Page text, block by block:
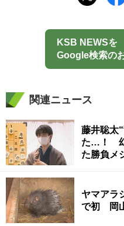
KSB NEWSを
Google検索の
関連ニュース
藤井聡太
た…！ 幻
た勝負メ
ヤマアラ
で初 岡